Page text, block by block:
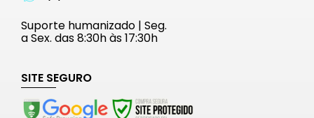
Suporte humanizado | Seg.
a Sex. das 8:30h às 17:30h
SITE SEGURO